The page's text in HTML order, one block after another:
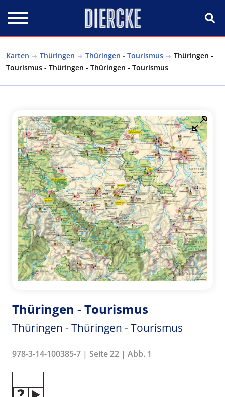
Karten Thüringen Thüringen - Tourismus
Thüringen -
Tourismus - Thüringen - Thüringen - Tourismus
Thüringen - Tourismus
Thüringen - Thüringen - Tourismus
978-3-14-100385-7 | Seite 22 | Abb. 1